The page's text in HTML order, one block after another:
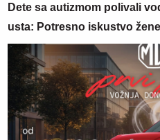
Dete sa autizmom polivali
usta: Potresno iskustvo